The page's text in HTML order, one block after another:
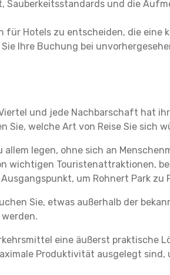
und die
für Hotels zu entscheiden, die eine
Ihre Buchung bei
und jede Nachbarschaft hat
Sie, welche Art von Reise Sie sich
legen, ohne sich an
wichtigen Touristenattraktionen,
um Rohnert Park zu
Sie, etwas außerhalb der
eine äußerst praktische
Produktivität ausgelegt sind,